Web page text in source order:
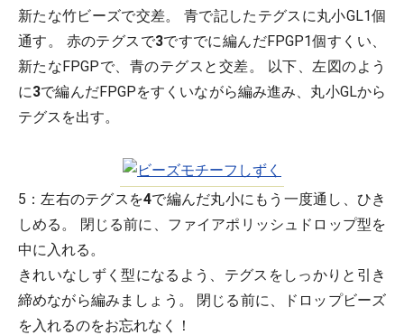
新たな竹ビーズで交差。 青で記したテグスに丸小GL1個
通す。 赤のテグスで3ですでに編んだFPGP1個すくい、
新たなFPGPで、青のテグスと交差。 以下、左図のよう
に3で編んだFPGPをすくいながら編み進み、丸小GLから
テグスを出す。
5：左右のテグスを4で編んだ丸小にもう一度通し、ひき
しめる。 閉じる前に、ファイアポリッシュドロップ型を
中に入れる。
きれいなしずく型になるよう、テグスをしっかりと引き
締めながら編みましょう。 閉じる前に、ドロップビーズ
を入れるのをお忘れなく！